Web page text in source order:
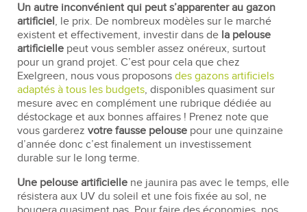
Un autre inconvénient qui peut s’apparenter au gazon
artificiel, le prix. De nombreux modèles sur le marché
existent et effectivement, investir dans de la pelouse
artificielle peut vous sembler assez onéreux, surtout
pour un grand projet. C’est pour cela que chez
Exelgreen, nous vous proposons des gazons artificiels
adaptés à tous les budgets, disponibles quasiment sur
mesure avec en complément une rubrique dédiée au
déstockage et aux bonnes affaires ! Prenez note que
vous garderez votre fausse pelouse pour une quinzaine
d’année donc c’est finalement un investissement
durable sur le long terme.
Une pelouse artificielle ne jaunira pas avec le temps, elle
résistera aux UV du soleil et une fois fixée au sol, ne